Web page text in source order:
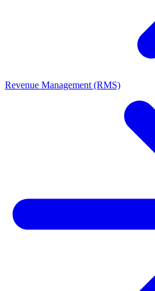
Revenue Management (RMS)